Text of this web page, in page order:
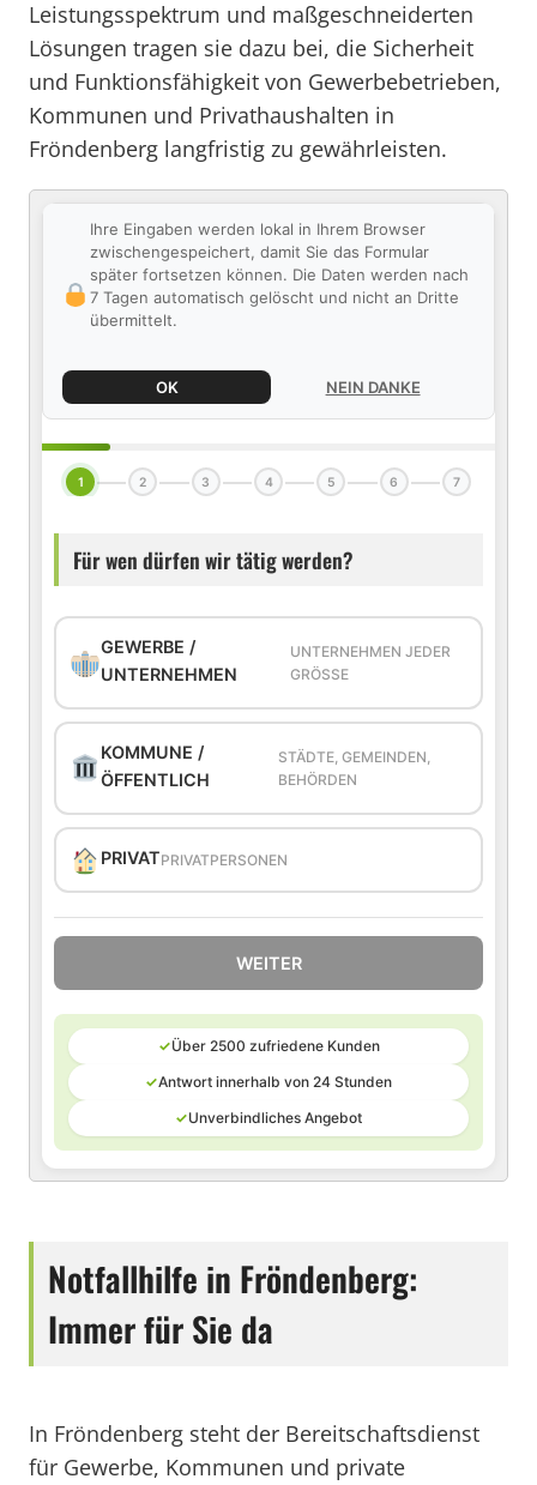
Leistungsspektrum und maßgeschneiderten
Lösungen tragen sie dazu bei, die Sicherheit
und Funktionsfähigkeit von Gewerbebetrieben,
Kommunen und Privathaushalten in
Fröndenberg langfristig zu gewährleisten.
Ihre Eingaben werden lokal in Ihrem Browser
zwischengespeichert, damit Sie das Formular
später fortsetzen können. Die Daten werden nach
7 Tagen automatisch gelöscht und nicht an Dritte
übermittelt.
OK NEIN DANKE
1 2 3 4 5 6 7
Für wen dürfen wir tätig werden?
GEWERBE /
UNTERNEHMEN
UNTERNEHMEN JEDER
GRÖSSE
KOMMUNE /
ÖFFENTLICH
STÄDTE, GEMEINDEN,
BEHÖRDEN
PRIVATPRIVATPERSONEN
WEITER
✓Über 2500 zufriedene Kunden
✓Antwort innerhalb von 24 Stunden
✓Unverbindliches Angebot
Notfallhilfe in Fröndenberg:
Immer für Sie da
In Fröndenberg steht der Bereitschaftsdienst
für Gewerbe, Kommunen und private